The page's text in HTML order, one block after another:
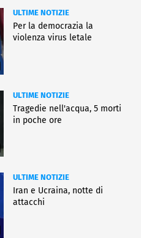
ULTIME NOTIZIE
Per la democrazia la
violenza virus letale
ULTIME NOTIZIE
Tragedie nell'acqua, 5 morti
in poche ore
ULTIME NOTIZIE
Iran e Ucraina, notte di
attacchi